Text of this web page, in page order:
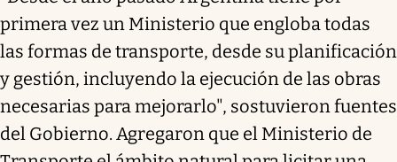
primera vez un Ministerio que engloba todas
las formas de transporte, desde su planificación
y gestión, incluyendo la ejecución de las obras
necesarias para mejorarlo", sostuvieron fuentes
del Gobierno. Agregaron que el Ministerio de